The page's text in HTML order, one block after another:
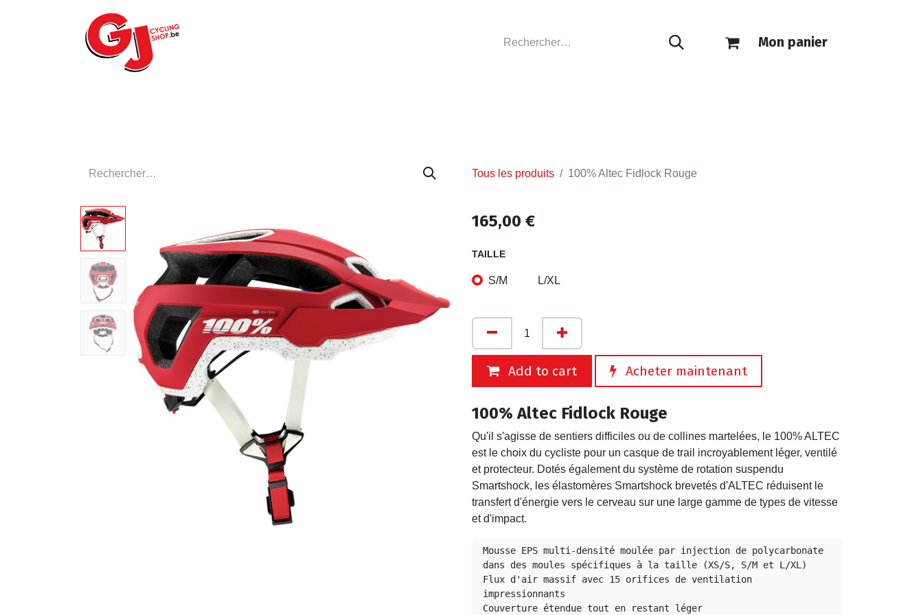
Mon panier
Tous les produits 100% Altec Fidlock Rouge
165,00 €
TAILLE
S/M L/XL
Add to cart Acheter maintenant
100% Altec Fidlock Rouge
Qu'il s'agisse de sentiers difficiles ou de collines martelées, le 100% ALTEC
est le choix du cycliste pour un casque de trail incroyablement léger, ventilé
et protecteur. Dotés également du système de rotation suspendu
Smartshock, les élastomères Smartshock brevetés d'ALTEC réduisent le
transfert d'énergie vers le cerveau sur une large gamme de types de vitesse
et d'impact.
Mousse EPS multi-densité moulée par injection de polycarbonate
dans des moules spécifiques à la taille (XS/S, S/M et L/XL)
Flux d'air massif avec 15 orifices de ventilation
impressionnants
Couverture étendue tout en restant léger